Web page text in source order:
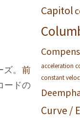
。 前
ードの
Capitol
acceleration
constant
Curve /